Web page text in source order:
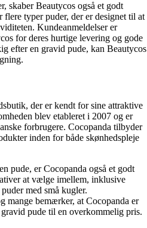
skaber Beautycos også et godt
typer puder, der er designet til at
Kundeanmeldelser er
for deres hurtige levering og gode
efter en gravid pude, kan Beautycos
der er kendt for sine attraktive
blev etableret i 2007 og er
forbrugere. Cocopanda tilbyder
inden for både skønhedspleje
pude, er Cocopanda også et godt
at vælge imellem, inklusive
med små kugler.
mange bemærker, at Cocopanda er
gravid pude til en overkommelig pris.